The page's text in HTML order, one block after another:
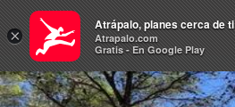
Hoteles
×
Atrápalo, planes cerca de ti
Atrapalo.com
Gratis - En Google Play